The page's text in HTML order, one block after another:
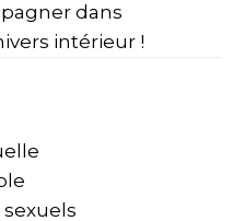
dans
intérieur !